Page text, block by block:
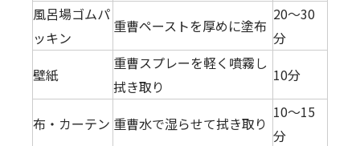
風呂場ゴムパ
ッキン
重曹ペーストを厚めに塗布
20～30
分
壁紙
重曹スプレーを軽く噴霧し
拭き取り
10分
布・カーテン 重曹水で湿らせて拭き取り
10～15
分